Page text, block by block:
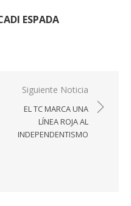
ESPADA
Siguiente Noticia
EL TC MARCA UNA
LÍNEA ROJA AL
INDEPENDENTISMO